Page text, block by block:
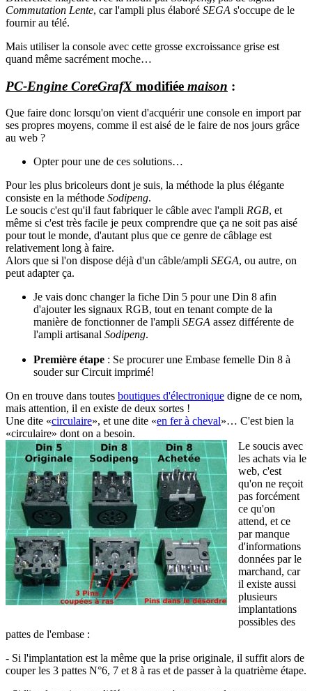
Commutation Lente, car l'ampli plus élaboré SEGA s'occupe de le
fournir au télé.
Mais utiliser la console avec cette grosse excroissance grise est
quand même sacrément moche…
PC-Engine CoreGrafX modifiée maison :
Que faire donc lorsqu'on vient d'acquérir une console en import par
ses propres moyens, comme il est aisé de le faire de nos jours grâce
au web ?
Opter pour une de ces solutions…
Pour les plus bricoleurs dont je suis, la méthode la plus élégante
consiste en la méthode Sodipeng.
Le soucis c'est qu'il faut fabriquer le câble avec l'ampli RGB, et
même si c'est très facile je peux comprendre que ça ne soit pas aisé
pour tout le monde, d'autant plus que ce genre de câblage est
relativement long à faire.
Alors que si l'on dispose déjà d'un câble/ampli SEGA, ou autre, on
peut adapter ça.
Je vais donc changer la fiche Din 5 pour une Din 8 afin
d'ajouter les signaux RGB, tout en tenant compte de la
manière de fonctionner de l'ampli SEGA assez différente de
l'ampli artisanal Sodipeng.
Première étape : Se procurer une Embase femelle Din 8 à
souder sur Circuit imprimé!
On en trouve dans toutes boutiques d'électronique digne de ce nom,
mais attention, il en existe de deux sortes !
Une dite «circulaire», et une dite «en fer à cheval»… C'est bien la
«circulaire» dont on a besoin.
Le soucis avec
les achats via le
web, c'est
qu'on ne reçoit
pas forcément
ce qu'on
attend, et ce
par manque
d'informations
données par le
marchand, car
il existe aussi
plusieurs
implantations
possibles des
pattes de l'embase :
- Si l'implantation est la même que la prise originale, il suffit alors de
couper les 3 pattes N°6, 7 et 8 à ras et de passer à la quatrième étape.